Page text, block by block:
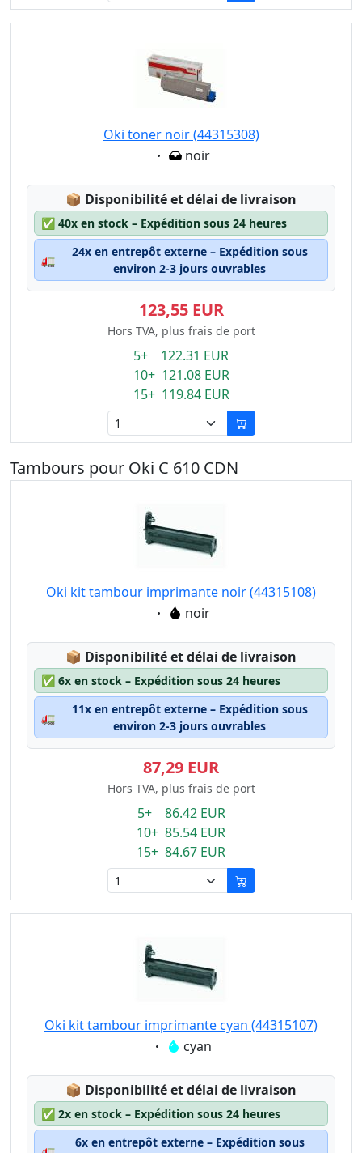
Oki toner noir (44315308)
Eigenschaft:
noir
📦 Lagerstatus:
Disponibilité et délai de livraison
✅ 40x en stock – Expédition sous 24 heures
🚛
24x en entrepôt externe – Expédition sous
environ 2-3 jours ouvrables
123,55 EUR
Hors TVA, plus frais de port
5+ 122.31 EUR
10+ 121.08 EUR
15+ 119.84 EUR
Tambours pour Oki C 610 CDN
Oki kit tambour imprimante noir (44315108)
Eigenschaft:
noir
📦 Lagerstatus:
Disponibilité et délai de livraison
✅ 6x en stock – Expédition sous 24 heures
🚛
11x en entrepôt externe – Expédition sous
environ 2-3 jours ouvrables
87,29 EUR
Hors TVA, plus frais de port
5+ 86.42 EUR
10+ 85.54 EUR
15+ 84.67 EUR
Oki kit tambour imprimante cyan (44315107)
Eigenschaft:
cyan
📦 Lagerstatus:
Disponibilité et délai de livraison
✅ 2x en stock – Expédition sous 24 heures
6x en entrepôt externe – Expédition sous